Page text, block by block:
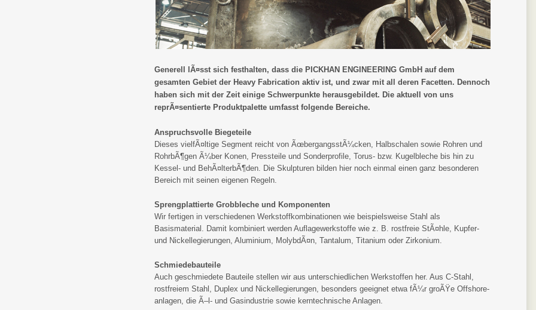
Generell lÃ¤sst sich festhalten, dass die PICKHAN ENGINEERING GmbH auf dem
gesamten Gebiet der Heavy Fabrication aktiv ist, und zwar mit all deren Facetten. Dennoch
haben sich mit der Zeit einige Schwerpunkte herausgebildet. Die aktuell von uns
reprÃ¤sentierte Produktpalette umfasst folgende Bereiche.
Anspruchsvolle Biegeteile
Dieses vielfÃ¤ltige Segment reicht von ÃœbergangsstÃ¼cken, Halbschalen sowie Rohren und
RohrbÃ¶gen Ã¼ber Konen, Pressteile und Sonderprofile, Torus- bzw. Kugelbleche bis hin zu
Kessel- und BehÃ¤lterbÃ¶den. Die Skulpturen bilden hier noch einmal einen ganz besonderen
Bereich mit seinen eigenen Regeln.
Sprengplattierte Grobbleche und Komponenten
Wir fertigen in verschiedenen Werkstoffkombinationen wie beispielsweise Stahl als
Basismaterial. Damit kombiniert werden Auflagewerkstoffe wie z. B. rostfreie StÃ¤hle, Kupfer-
und Nickellegierungen, Aluminium, MolybdÃ¤n, Tantalum, Titanium oder Zirkonium.
Schmiedebauteile
Auch geschmiedete Bauteile stellen wir aus unterschiedlichen Werkstoffen her. Aus C-Stahl,
rostfreiem Stahl, Duplex und Nickellegierungen, besonders geeignet etwa fÃ¼r groÃŸe Offshore-
anlagen, die Ã–l- und Gasindustrie sowie kerntechnische Anlagen.